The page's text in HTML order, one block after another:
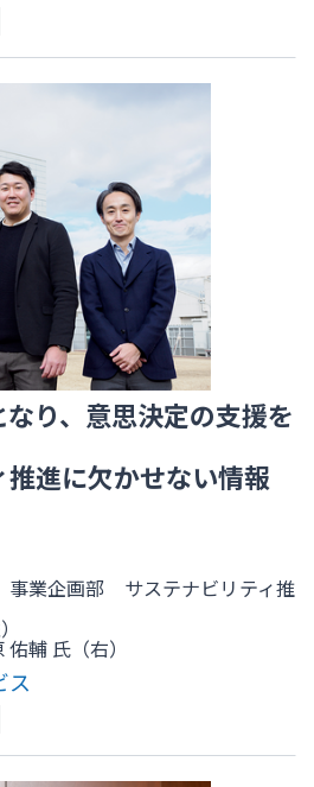
り、意思決定の支援を
進に欠かせない情報
事業企画部 サステナビリティ推
輔 氏（右）
ス